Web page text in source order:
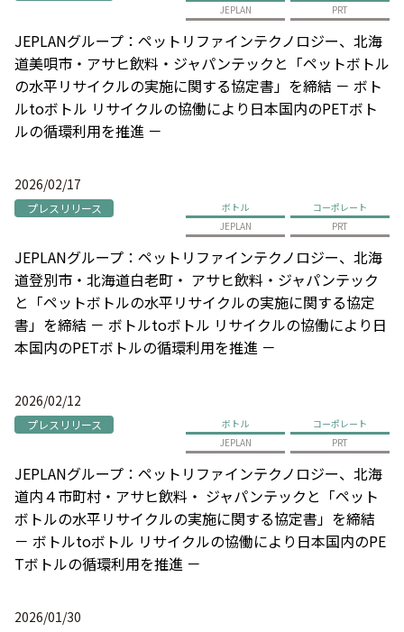
JEPLAN
PRT
JEPLANグループ：ペットリファインテクノロジー、北海
道美唄市・アサヒ飲料・ジャパンテックと「ペットボトル
の水平リサイクルの実施に関する協定書」を締結 － ボト
ルtoボトル リサイクルの協働により日本国内のPETボト
ルの循環利用を推進 －
2026/02/17
プレスリリース ボトル
コーポレート
JEPLAN
PRT
JEPLANグループ：ペットリファインテクノロジー、北海
道登別市・北海道白老町・ アサヒ飲料・ジャパンテック
と「ペットボトルの水平リサイクルの実施に関する協定
書」を締結 － ボトルtoボトル リサイクルの協働により日
本国内のPETボトルの循環利用を推進 －
2026/02/12
プレスリリース ボトル
コーポレート
JEPLAN
PRT
JEPLANグループ：ペットリファインテクノロジー、北海
道内４市町村・アサヒ飲料・ ジャパンテックと「ペット
ボトルの水平リサイクルの実施に関する協定書」を締結
－ ボトルtoボトル リサイクルの協働により日本国内のPE
Tボトルの循環利用を推進 －
2026/01/30